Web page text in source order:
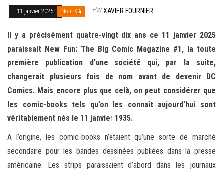
11 janvier 2025 Non ParXAVIER FOURNIER
Il y a précisément quatre-vingt dix ans ce 11 janvier 2025
paraissait New Fun: The Big Comic Magazine #1, la toute
première publication d’une société qui, par la suite,
changerait plusieurs fois de nom avant de devenir DC
Comics. Mais encore plus que celà, on peut considérer que
les comic-books tels qu’on les connaît aujourd’hui sont
véritablement nés le 11 janvier 1935.
A l’origine, les comic-books n’étaient qu’une sorte de marché
secondaire pour les bandes dessinées publiées dans la presse
américaine. Les strips paraissaient d’abord dans les journaux